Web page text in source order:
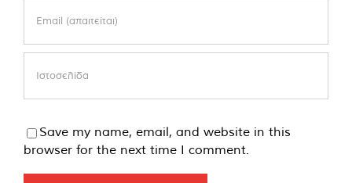
Save my name, email, and website in this
browser for the next time I comment.